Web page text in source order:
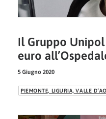
Il Gruppo
euro
5 Giugno 2020
PIEMONTE, LIGURIA, VALLE